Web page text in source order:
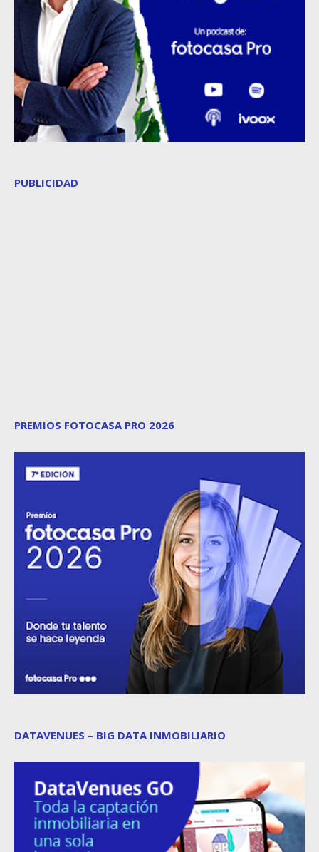
PUBLICIDAD
PREMIOS FOTOCASA PRO 2026
DATAVENUES – BIG DATA INMOBILIARIO